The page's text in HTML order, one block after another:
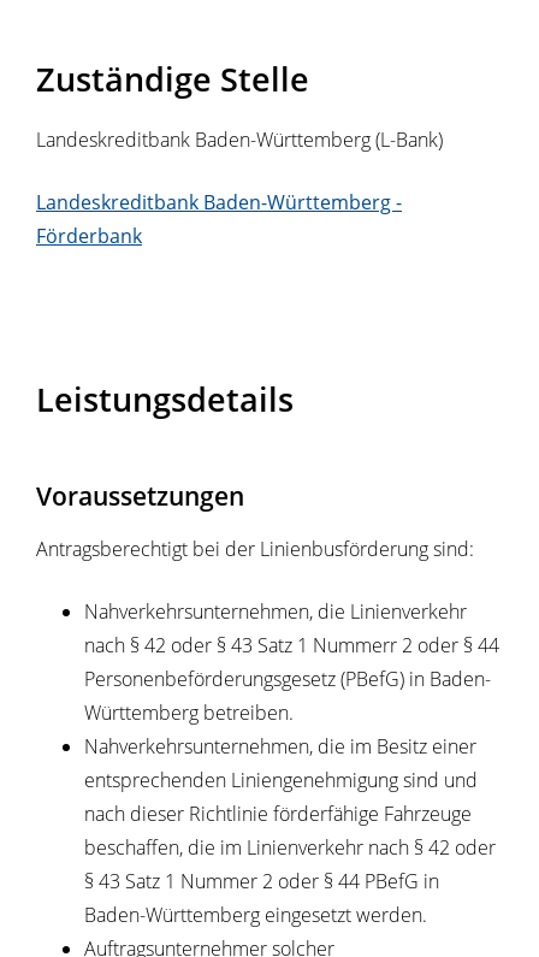
Zuständige Stelle
Landeskreditbank Baden-Württemberg (L-Bank)
Landeskreditbank Baden-Württemberg -
Förderbank
Leistungsdetails
Voraussetzungen
Antragsberechtigt bei der Linienbusförderung sind:
Nahverkehrsunternehmen, die Linienverkehr
nach § 42 oder § 43 Satz 1 Nummerr 2 oder § 44
Personenbeförderungsgesetz (PBefG) in Baden-
Württemberg betreiben.
Nahverkehrsunternehmen, die im Besitz einer
entsprechenden Liniengenehmigung sind und
nach dieser Richtlinie förderfähige Fahrzeuge
beschaffen, die im Linienverkehr nach § 42 oder
§ 43 Satz 1 Nummer 2 oder § 44 PBefG in
Baden-Württemberg eingesetzt werden.
Auftragsunternehmer solcher